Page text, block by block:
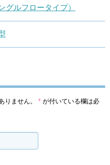
グルフロータイプ）
りません。 * が付いている欄は必